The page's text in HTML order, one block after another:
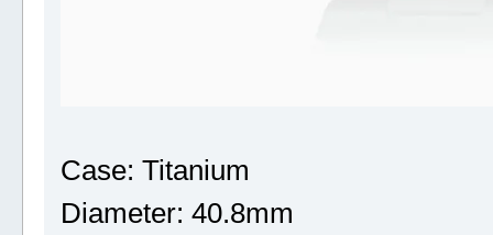
Case: Titanium
Diameter: 40.8mm